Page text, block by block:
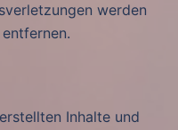
werden
Inhalte und